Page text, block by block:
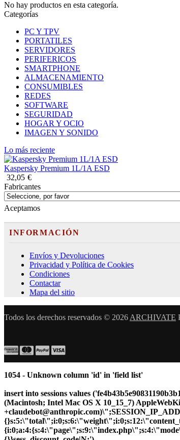
No hay productos en esta categoría.
Categorías
PC Y TPV
PORTATILES
SERVIDORES
PERIFERICOS
SMARTPHONE
ALMACENAMIENTO
CONSUMIBLES
REDES
SOFTWARE
SEGURIDAD
HOGAR Y OCIO
IMAGEN Y SONIDO
Lo más reciente
Kaspersky Premium 1L/1A ESD
32,05 €
Fabricantes
Aceptamos
INFORMACIÓN
Envíos y Devoluciones
Privacidad y Política de Cookies
Condiciones
Contactar
Mapa del sitio
Todos los derechos reservados © 2026ARCHIVATE
1054 - Unknown column 'id' in 'field list'
insert into sessions values
(Macintosh; Intel Mac OS X 10_15_7)